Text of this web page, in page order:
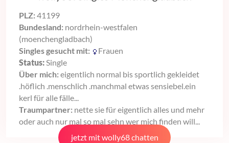
PLZ: 41199
Bundesland: nordrhein-westfalen
(moenchengladbach)
Singles gesucht mit:
Frauen
Status:Single
Über mich: eigentlich normal bis sportlich gekleidet
.höflich .menschlich .manchmal etwas sensiebel.ein
kerl für alle fälle...
Traumpartner: nette sie für eigentlich alles und mehr
oder auch nur mal so mal sehn wer mich finden will...
jetzt mit wolly68 chatten